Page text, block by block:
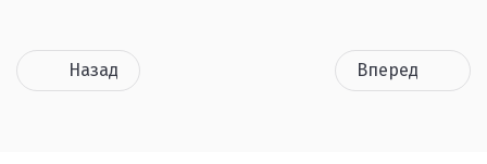
Назад Вперед